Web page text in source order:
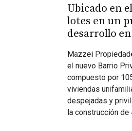
Ubicado en
lotes en un
desarrollo
Mazzei
el nuevo Barrio
compuesto por
viviendas
despejadas y
la construcción de